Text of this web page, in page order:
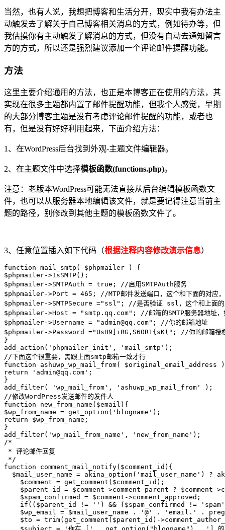
当然，也有人说，我想把博客和生活分开，现实中我有办法主
动触发去了解关于自己博客相关消息的方式，例如待办等，但
我估摸你有主动触发了解消息的方式，但没有自动去通知留言
方的方式，所以还是强烈建议添加一个评论邮件提醒功能。
方法
这里主要介绍通用的方法，也正是本博客正在使用的方法，其
实现在很多主题都内置了邮件提醒功能，但我个人感觉，早期
的大部分博客主题是没有考虑评论邮件提醒的功能，或者也
有，但是没有好好利用起来，下面介绍方法：
1、在WordPress后台找到外观-主题文件编辑器。
2、在主题文件中选择模板函数(functions.php)。
注意：老版本WordPress可能无法直接从后台编辑模板函数文
件，也可以从服务器本地编辑该文件，就是要记得注意当前主
题的路径，别修改到其他主题的模板函数文件了。
3、任意位置插入如下代码（根据注释内容修改演示信息）
function mail_smtp( $phpmailer ) {
$phpmailer->IsSMTP();
$phpmailer->SMTPAuth = true; //启用SMTPAuth服务
$phpmailer->Port = 465; //MTP邮件发送端口，这个和下面的对应，
$phpmailer->SMTPSecure ="ssl"; //是否验证 ssl，这个和上面的对
$phpmailer->Host = "smtp.qq.com"; //邮箱的SMTP服务器地址，
$phpmailer->Username = "admin@qq.com"; //你的邮箱地址
$phpmailer->Password ="UsH9]iRG,S6OR1{sK("; //你的邮箱授权
}
add_action('phpmailer_init', 'mail_smtp');
//下面这个很重要，需跟上面smtp邮箱一致才行
function ashuwp_wp_mail_from( $original_email_address
return 'admin@qq.com';
}
add_filter( 'wp_mail_from', 'ashuwp_wp_mail_from' );
//修改WordPress发送邮件的发件人
function new_from_name($email){
$wp_from_name = get_option('blogname');
return $wp_from_name;
}
add_filter('wp_mail_from_name', 'new_from_name');
/*
* 评论邮件回复
*/
function comment_mail_notify($comment_id){
$mail_user_name = akina_option('mail_user_name') ?
    $comment = get_comment($comment_id);
$parent_id = $comment->comment_parent ? $comment-
    $spam_confirmed = $comment->comment_approved;
if(($parent_id != '') && ($spam_confirmed !=
$wp_email = $mail_user_name . '@' . 'email.' .
$to = trim(get_comment($parent_id)-